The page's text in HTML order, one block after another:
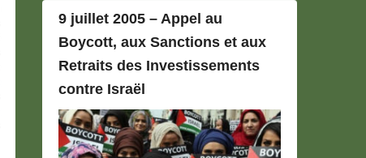
9 juillet 2005 – Appel au
Boycott, aux Sanctions et aux
Retraits des Investissements
contre Israël